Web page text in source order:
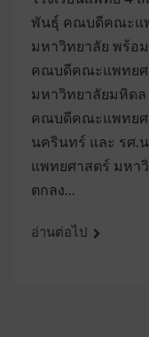
พันธุ์ คณบดีคณะแ
มหาวิทยาลัย พร้อ
คณบดีคณะแพทยศ
มหาวิทยาลัยมหิด
คณบดีคณะแพทยศ
นครินทร์ และ รศ
แพทยศาสตร์ มหา
ตกลง...
อ่านต่อไป